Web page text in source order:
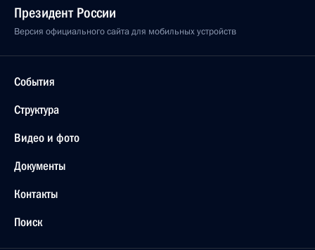
Президент России
Версия официального сайта для мобильных устройств
События
Структура
Видео и фото
Документы
Контакты
Поиск